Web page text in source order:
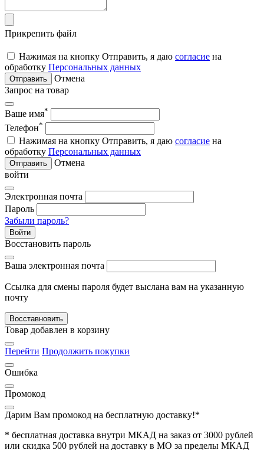
Прикрепить файл
Нажимая на кнопку Отправить, я даю согласие на
обработку Персональных данных
Отправить
Отмена
Запрос на товар
Ваше имя*
Телефон*
Нажимая на кнопку Отправить, я даю согласие на
обработку Персональных данных
Отправить
Отмена
войти
Электронная почта
Пароль
Забыли пароль?
Войти
Восстановить пароль
Ваша электронная почта
Ссылка для смены пароля будет выслана вам на указанную
почту
Восставновить
Товар добавлен в корзину
Перейти Продолжить покупки
Ошибка
Промокод
Дарим Вам промокод на бесплатную доставку!*
* бесплатная доставка внутри МКАД на заказ от 3000 рублей
или скидка 500 рублей на доставку в МО за пределы МКАД